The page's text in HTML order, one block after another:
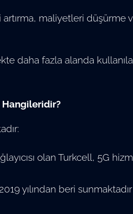
maliyetleri düşürme ve
daha fazla alanda
olan Turkcell, 5G
yılından beri